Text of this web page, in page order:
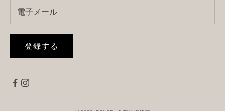
登録する